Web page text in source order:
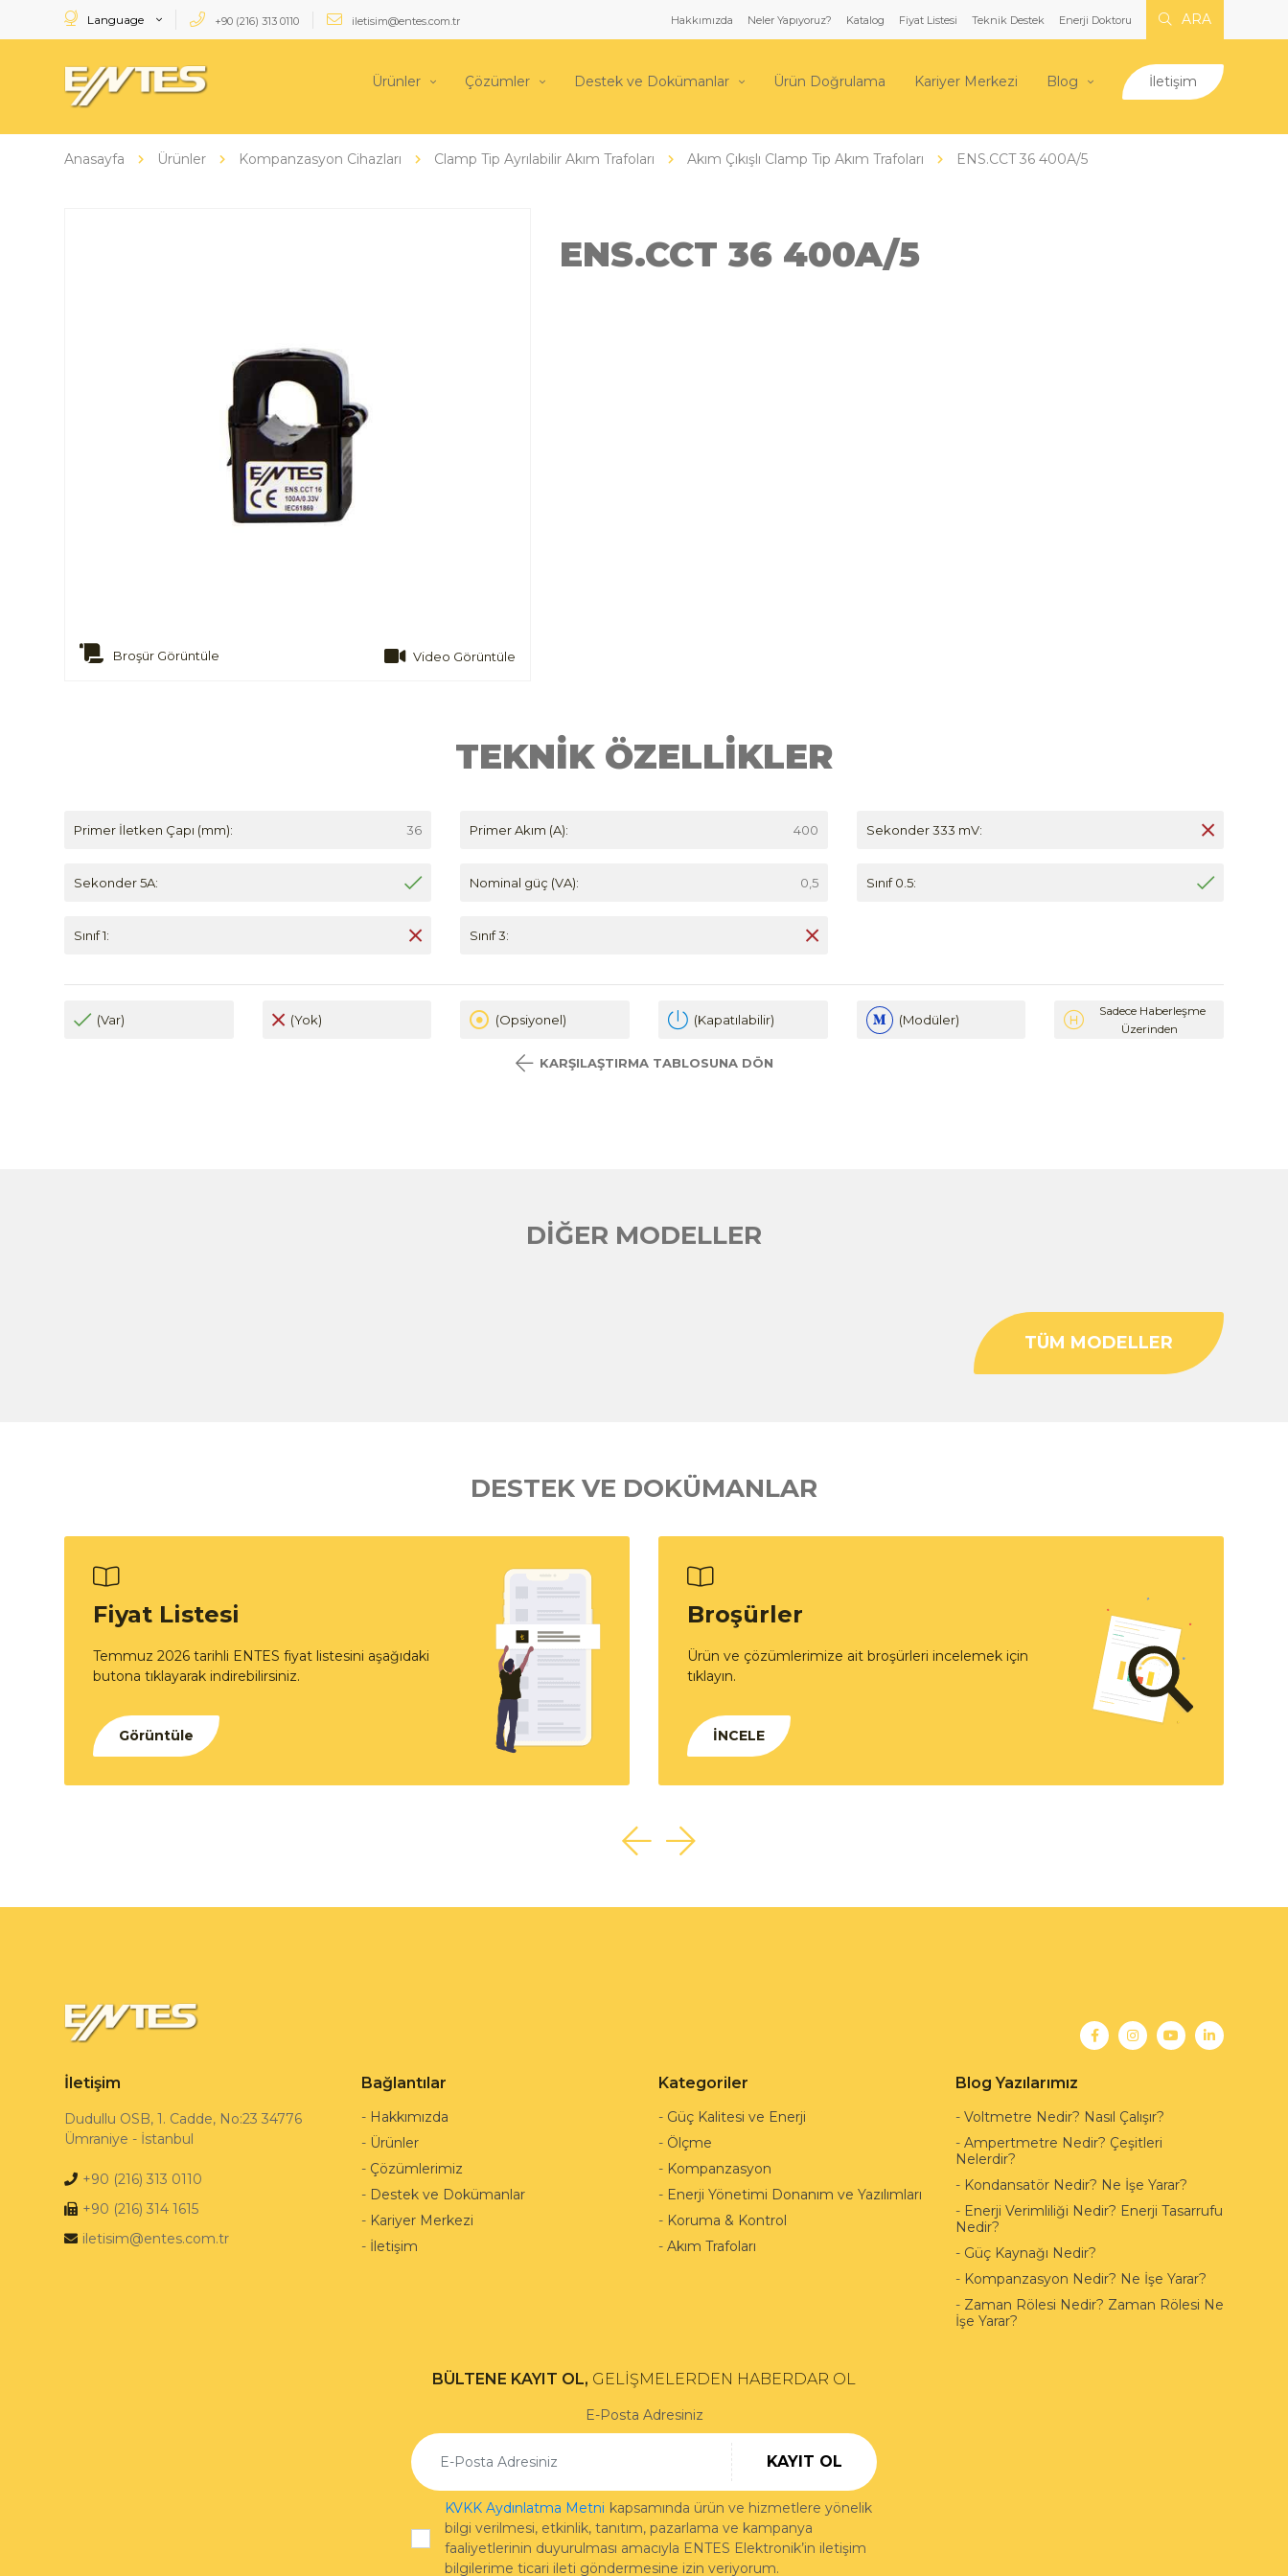
Language +90 (216) 313 0110 iletisim@entes.com.tr Hakkımızda Neler Yapıyoruz? Katalog Fiyat Listesi Teknik Destek Enerji Doktoru ARA
Ürünler Çözümler Destek ve Dokümanlar Ürün Doğrulama Kariyer Merkezi Blog İletişim
Anasayfa Ürünler Kompanzasyon Cihazları Clamp Tip Ayrılabilir Akım Trafoları Akım Çıkışlı Clamp Tip Akım Trafoları ENS.CCT 36 400A/5
Broşür Görüntüle Video Görüntüle
ENS.CCT 36 400A/5
TEKNİK ÖZELLİKLER
Primer İletken Çapı (mm): 36 Primer Akım (A): 400 Sekonder 333 mV:
Sekonder 5A: Nominal güç (VA): 0,5 Sınıf 0.5:
Sınıf 1: Sınıf 3:
(Var) (Yok) (Opsiyonel) (Kapatılabilir) (Modüler)
Sadece Haberleşme
Üzerinden
KARŞILAŞTIRMA TABLOSUNA DÖN
DİĞER MODELLER
TÜM MODELLER
DESTEK VE DOKÜMANLAR
Fiyat Listesi
Temmuz 2026 tarihli ENTES fiyat listesini aşağıdaki
butona tıklayarak indirebilirsiniz.
Görüntüle
Broşürler
Ürün ve çözümlerimize ait broşürleri incelemek için
tıklayın.
İNCELE
İletişim
Dudullu OSB, 1. Cadde, No:23 34776
Ümraniye - İstanbul
+90 (216) 313 0110
+90 (216) 314 1615
iletisim@entes.com.tr
Bağlantılar
- Hakkımızda
- Ürünler
- Çözümlerimiz
- Destek ve Dokümanlar
- Kariyer Merkezi
- İletişim
Kategoriler
- Güç Kalitesi ve Enerji
- Ölçme
- Kompanzasyon
- Enerji Yönetimi Donanım ve Yazılımları
- Koruma & Kontrol
- Akım Trafoları
Blog Yazılarımız
- Voltmetre Nedir? Nasıl Çalışır?
- Ampertmetre Nedir? Çeşitleri
Nelerdir?
- Kondansatör Nedir? Ne İşe Yarar?
- Enerji Verimliliği Nedir? Enerji Tasarrufu
Nedir?
- Güç Kaynağı Nedir?
- Kompanzasyon Nedir? Ne İşe Yarar?
- Zaman Rölesi Nedir? Zaman Rölesi Ne
İşe Yarar?
BÜLTENE KAYIT OL, GELİŞMELERDEN HABERDAR OL
E-Posta Adresiniz
KAYIT OL
KVKK Aydınlatma Metni kapsamında ürün ve hizmetlere yönelik
bilgi verilmesi, etkinlik, tanıtım, pazarlama ve kampanya
faaliyetlerinin duyurulması amacıyla ENTES Elektronik’in iletişim
bilgilerime ticari ileti göndermesine izin veriyorum.